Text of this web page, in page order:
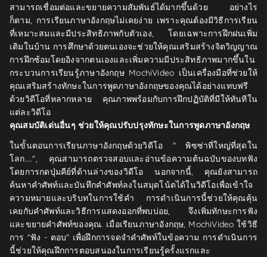
สามารถเชื่อมต่อและขยายความสัมพันธ์ได้มากขึ้นด้วย อย่างไร
ก็ตาม, การเรียนภาษาอังกฤษไม่เคยง่าย เพราะคุณต้องมีวิธีการเรียน
ที่เหมาะสมและมีประสิทธิภาพกับตัวเอง, โดยเฉพาะการฝึกฝนเพิ่ม
เติมในบ้าน การศึกษาด้วยตนเองจะช่วยให้คุณเสริมสร้างจิตวิญญาณ
การฝึกซ้อมโดยอิงจากตนเองและเพิ่มความมีประสิทธิภาพมากขึ้นใน
กระบวนการเรียนรู้ภาษาอังกฤษ MochiVideo เป็นเครื่องมือที่ช่วยให้
คุณเสริมสร้างทักษะในการพูดภาษาอังกฤษของคุณได้อย่างแทบฟรี
ด้วยวิดีโอที่หลากหลาย คุณภาพพร้อมกับการฝึกปฏิบัติที่มีให้ทันทีใน
แต่ละวิดีโอ
คุณสมบัติเด่นอื่นๆ ช่วยให้คุณปรับปรุงทักษะในการพูดภาษาอังกฤษ
ในขั้นตอนการเรียนภาษาอังกฤษด้วยวิดีโอ " พิซซ่าที่ใหญ่ที่สุดใน
โลก....", คุณสามารถตรวจสอบและอ่านข้อความต้นฉบับของบทฟัง
โดยการกดปุ่มคีย์ที่ด้านล่างของวิดีโอ นอกจากนี้, คุณยังสามารถ
ค้นหาคำศัพท์และบันทึกคำศัพท์ลงในสมุดโน้ตได้ในวิดีโอเพื่อเข้าใจ
ความหมายและบริบทในการใช้คำ การดำเนินการนี้ช่วยให้คุณคุ้น
เคยกับคำศัพท์และวิธีการแสดงออกที่พบบ่อย, จึงเพิ่มทักษะการฟัง
และขยายคำศัพท์ของคุณ. เมื่อเรียนภาษาอังกฤษ, MochiVideo ใช้วิธี
การ "ฟัง - ตอบ" เพื่อฝึกการจดจำคำศัพท์ในข้อความ การดำเนินการ
นี้ช่วยให้คุณฝึกการตอบสนองในการเรียนรู้ครั้งแรกและ